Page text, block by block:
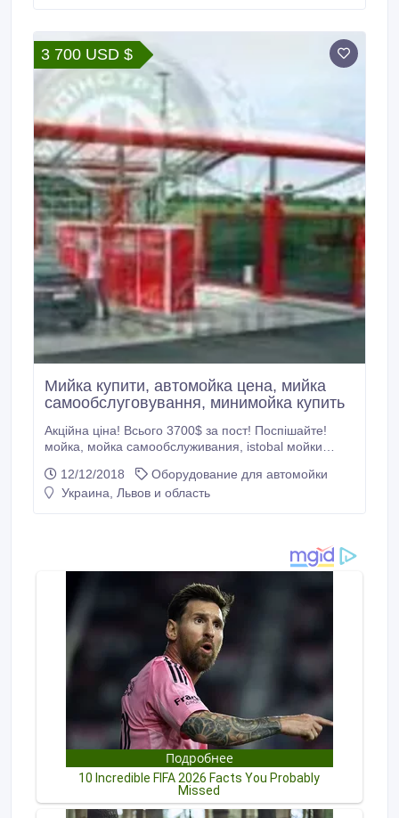
стартер, генератор, патрубок карбюратора.
3 700 USD $
Мийка купити, автомойка цена, мийка
самообслуговування, минимойка купить
Акційна ціна! Всього 3700$ за пост! Поспішайте!
мойка, мойка самообслуживания, istobal мойки
зимой отзывы, мойка самообслуживания h2o цена,
мойка самообслуживания н2о адреса,
12/12/2018
Оборудование для автомойки
Украина, Львов и область